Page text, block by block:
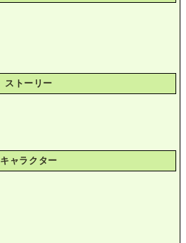
ストーリー
キャラクター